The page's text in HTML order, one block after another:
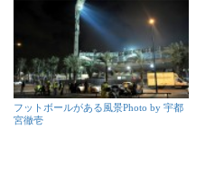
フットボールがある風景Photo by 宇都
宮徹壱